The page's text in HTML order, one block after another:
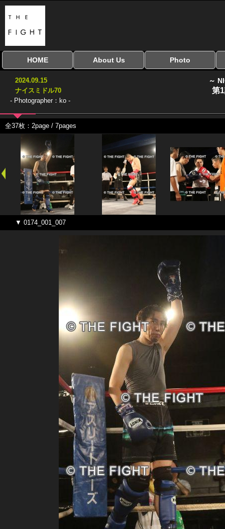
HOME
全興行を表示
ナイスミドル
アマチュアキック
協議会
全日本学生キック
建武館キッズ大会
Bigbang
おやじファイト
About Us Photo
2024.09.15
ナイスミドル70
- Photographer：ko -
～
第
全37枚：2page / 7pages
▼ 0174_001_007